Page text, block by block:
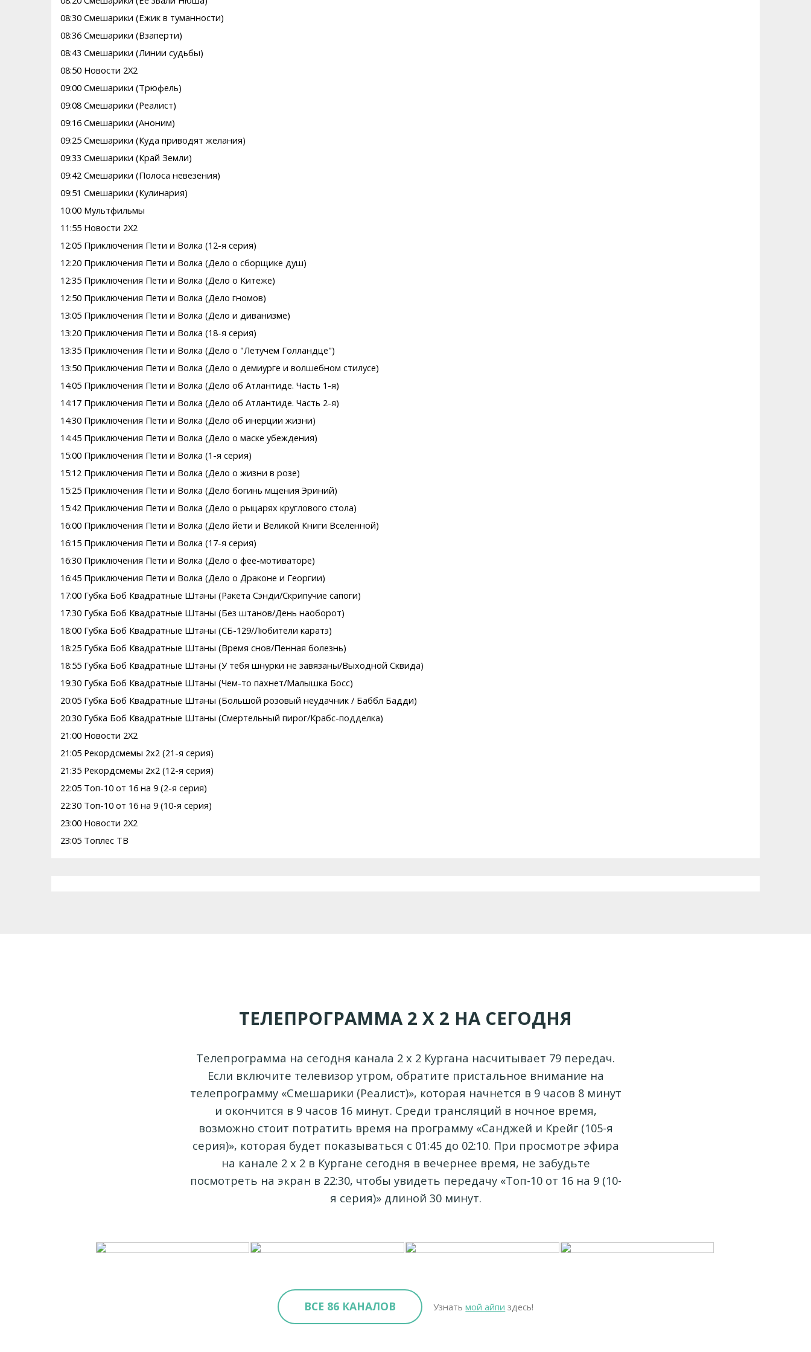
08:30 Смешарики (Ежик в туманности)
08:36 Смешарики (Взаперти)
08:43 Смешарики (Линии судьбы)
08:50 Новости 2Х2
09:00 Смешарики (Трюфель)
09:08 Смешарики (Реалист)
09:16 Смешарики (Аноним)
09:25 Смешарики (Куда приводят желания)
09:33 Смешарики (Край Земли)
09:42 Смешарики (Полоса невезения)
09:51 Смешарики (Кулинария)
10:00 Мультфильмы
11:55 Новости 2Х2
12:05 Приключения Пети и Волка (12-я серия)
12:20 Приключения Пети и Волка (Дело о сборщике душ)
12:35 Приключения Пети и Волка (Дело о Китеже)
12:50 Приключения Пети и Волка (Дело гномов)
13:05 Приключения Пети и Волка (Дело и диванизме)
13:20 Приключения Пети и Волка (18-я серия)
13:35 Приключения Пети и Волка (Дело о "Летучем Голландце")
13:50 Приключения Пети и Волка (Дело о демиурге и волшебном стилусе)
14:05 Приключения Пети и Волка (Дело об Атлантиде. Часть 1-я)
14:17 Приключения Пети и Волка (Дело об Атлантиде. Часть 2-я)
14:30 Приключения Пети и Волка (Дело об инерции жизни)
14:45 Приключения Пети и Волка (Дело о маске убеждения)
15:00 Приключения Пети и Волка (1-я серия)
15:12 Приключения Пети и Волка (Дело о жизни в розе)
15:25 Приключения Пети и Волка (Дело богинь мщения Эриний)
15:42 Приключения Пети и Волка (Дело о рыцарях круглового стола)
16:00 Приключения Пети и Волка (Дело йети и Великой Книги Вселенной)
16:15 Приключения Пети и Волка (17-я серия)
16:30 Приключения Пети и Волка (Дело о фее-мотиваторе)
16:45 Приключения Пети и Волка (Дело о Драконе и Георгии)
17:00 Губка Боб Квадратные Штаны (Ракета Сэнди/Скрипучие сапоги)
17:30 Губка Боб Квадратные Штаны (Без штанов/День наоборот)
18:00 Губка Боб Квадратные Штаны (СБ-129/Любители каратэ)
18:25 Губка Боб Квадратные Штаны (Время снов/Пенная болезнь)
18:55 Губка Боб Квадратные Штаны (У тебя шнурки не завязаны/Выходной Сквида)
19:30 Губка Боб Квадратные Штаны (Чем-то пахнет/Малышка Босс)
20:05 Губка Боб Квадратные Штаны (Большой розовый неудачник / Баббл Бадди)
20:30 Губка Боб Квадратные Штаны (Смертельный пирог/Крабс-подделка)
21:00 Новости 2Х2
21:05 Рекордсмемы 2х2 (21-я серия)
21:35 Рекордсмемы 2х2 (12-я серия)
22:05 Топ-10 от 16 на 9 (2-я серия)
22:30 Топ-10 от 16 на 9 (10-я серия)
23:00 Новости 2Х2
23:05 Топлес ТВ
ТЕЛЕПРОГРАММА 2 Х 2 НА СЕГОДНЯ
Телепрограмма на сегодня канала 2 х 2 Кургана насчитывает 79 передач.
Если включите телевизор утром, обратите пристальное внимание на
телепрограмму «Смешарики (Реалист)», которая начнется в 9 часов 8 минут
и окончится в 9 часов 16 минут. Среди трансляций в ночное время,
возможно стоит потратить время на программу «Санджей и Крейг (105-я
серия)», которая будет показываться с 01:45 до 02:10. При просмотре эфира
на канале 2 х 2 в Кургане сегодня в вечернее время, не забудьте
посмотреть на экран в 22:30, чтобы увидеть передачу «Топ-10 от 16 на 9 (10-
я серия)» длиной 30 минут.
ВСЕ 86 КАНАЛОВ Узнатьмой айпи здесь!